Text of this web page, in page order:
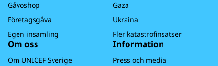
Gåvoshop
Företagsgåva
Egen insamling
Gaza
Ukraina
Fler katastrofinsatser
Om oss
Om UNICEF Sverige
Information
Press och media